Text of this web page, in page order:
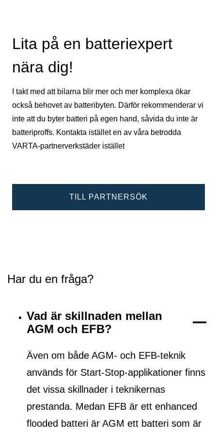
Lita på en batteriexpert
nära dig!
I takt med att bilarna blir mer och mer komplexa ökar
också behovet av batteribyten. Därför rekommenderar vi
inte att du byter batteri på egen hand, såvida du inte är
batteriproffs. Kontakta istället en av våra betrodda
VARTA-partnerverkstäder istället
TILL PARTNERSÖK
Har du en fråga?
Vad är skillnaden mellan
AGM och EFB?
Även om både AGM- och EFB-teknik
används för Start-Stop-applikationer finns
det vissa skillnader i teknikernas
prestanda. Medan EFB är ett enhanced
flooded batteri är AGM ett batteri som är